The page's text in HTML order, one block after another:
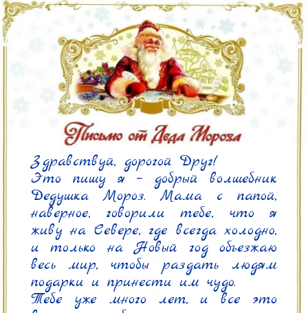
Здравствуй, дорогой Друг!
Это пишу я – добрый волшебник
Дедушка Мороз. Мама с папой,
наверное, говорили тебе, что я
живу на Севере, где всегда холодно,
и только на Новый год объезжаю
весь мир, чтобы раздать людям
подарки и принести им чудо.
Тебе уже много лет, и все это